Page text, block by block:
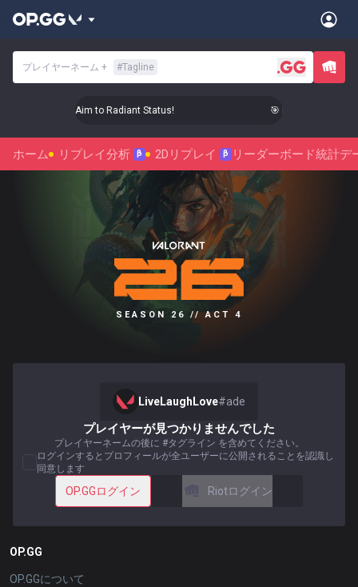
プレイヤーネーム + #Tagline
Level Up Your Aim to Radiant Status! 🎯 Level Up Your
ホーム リプレイ分析 β 2Dリプレイ β リーダーボード統計デ
SEASON 26 // ACT 4
LiveLaughLove#ade
プレイヤーが見つかりませんでした
プレイヤーネームの後に #タグライン を含めてください。
ログインするとプロフィールが全ユーザーに公開されることを認識し
同意します
OP.GGログイン Riotログイン
OP.GG
OP.GGについて